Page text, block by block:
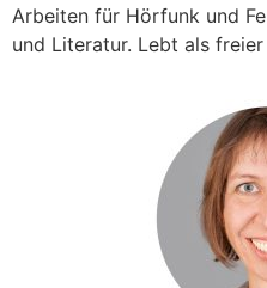
Arbeiten für Hörfunk und
und Literatur. Lebt als